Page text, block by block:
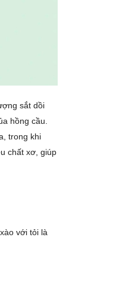
sắt dồi
hồng cầu.
trong khi
chất xơ, giúp
với tỏi là